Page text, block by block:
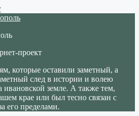
проект
которые оставили заметный, а
след в истории и волею
ивановской земле. А также тем,
крае или был тесно связан с
его пределами.